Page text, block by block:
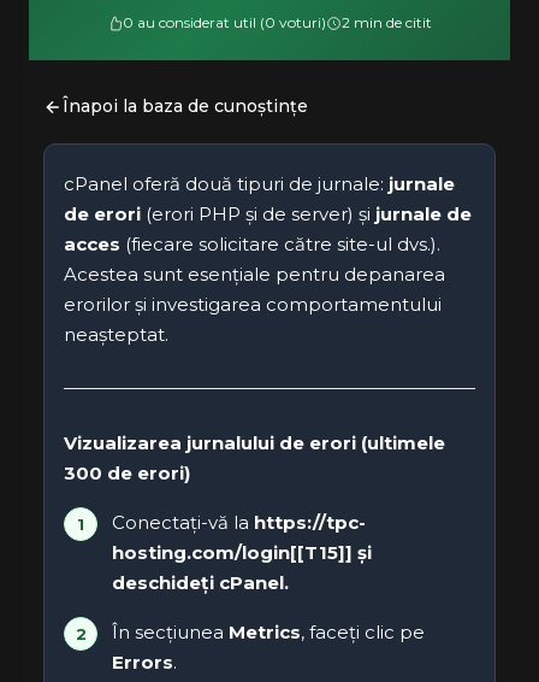
0 au considerat util (0 voturi) 2 min de citit
Înapoi la baza de cunoștințe
cPanel oferă două tipuri de jurnale: jurnale
de erori (erori PHP și de server) și jurnale de
acces (fiecare solicitare către site-ul dvs.).
Acestea sunt esențiale pentru depanarea
erorilor și investigarea comportamentului
neașteptat.
Vizualizarea jurnalului de erori (ultimele
300 de erori)
Conectați-vă la https://tpc-
hosting.com/login[[T15]] și
deschideți cPanel.
În secțiunea Metrics, faceți clic pe
Errors.